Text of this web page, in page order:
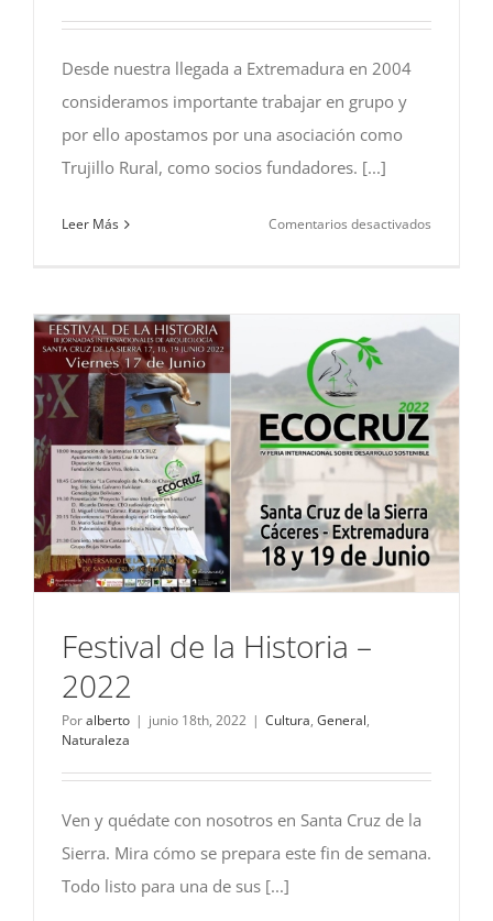
Desde nuestra llegada a Extremadura en 2004
consideramos importante trabajar en grupo y
por ello apostamos por una asociación como
Trujillo Rural, como socios fundadores. [...]
Leer Más Comentarios desactivados
–
Festival de la Historia –
2022
Poralberto | junio 18th, 2022 | Cultura, General,
Naturaleza
Ven y quédate con nosotros en Santa Cruz de la
Sierra. Mira cómo se prepara este fin de semana.
Todo listo para una de sus [...]